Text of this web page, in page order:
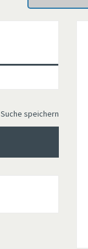
Suche speichern